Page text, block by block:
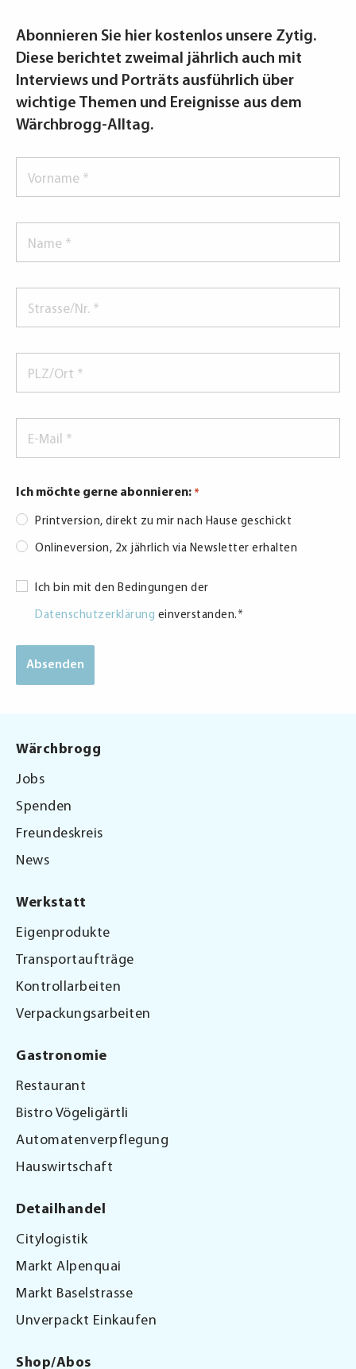
Abonnieren Sie hier kostenlos unsere Zytig.
Diese berichtet zweimal jährlich auch mit
Interviews und Porträts ausführlich über
wichtige Themen und Ereignisse aus dem
Wärchbrogg-Alltag.
Mail
Ich möchte gerne abonnieren: *
Printversion, direkt zu mir nach Hause geschickt
Onlineversion, 2x jährlich via Newsletter erhalten
Consent
Ich bin mit den Bedingungen der
Datenschutzerklärung einverstanden. *
Wärchbrogg
Jobs
Spenden
Freundeskreis
News
Werkstatt
Eigenprodukte
Transportaufträge
Kontrollarbeiten
Verpackungsarbeiten
Gastronomie
Restaurant
Bistro Vögeligärtli
Automatenverpflegung
Hauswirtschaft
Detailhandel
Citylogistik
Markt Alpenquai
Markt Baselstrasse
Unverpackt Einkaufen
Shop/Abos